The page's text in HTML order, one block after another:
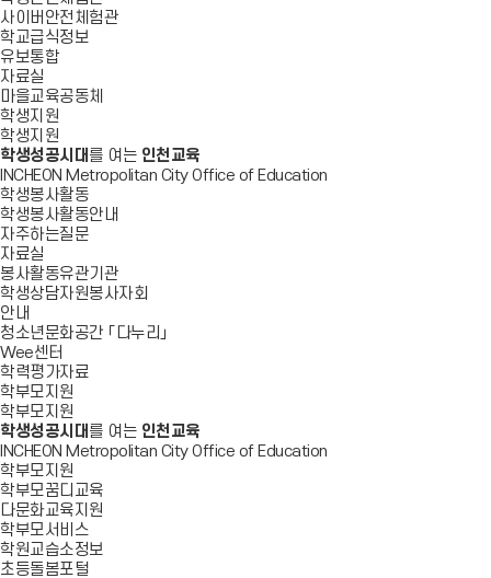
사이버안전체험관
학교급식정보
유보통합
자료실
마을교육공동체
학생지원
학생지원
학생성공시대 를 여는 인천교육
INCHEON Metropolitan City Office of Education
학생봉사활동
학생봉사활동안내
자주하는질문
자료실
봉사활동유관기관
학생상담자원봉사자회
안내
청소년문화공간 「다누리」
Wee센터
학력평가자료
학부모지원
학부모지원
학생성공시대 를 여는 인천교육
INCHEON Metropolitan City Office of Education
학부모지원
학부모꿈디교육
다문화교육지원
학부모서비스
학원교습소정보
초등돌봄포털